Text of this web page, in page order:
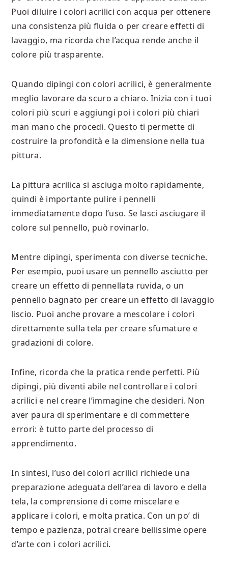
Puoi diluire i colori acrilici con acqua per ottenere
una consistenza più fluida o per creare effetti di
lavaggio, ma ricorda che l’acqua rende anche il
colore più trasparente.
Quando dipingi con colori acrilici, è generalmente
meglio lavorare da scuro a chiaro. Inizia con i tuoi
colori più scuri e aggiungi poi i colori più chiari
man mano che procedi. Questo ti permette di
costruire la profondità e la dimensione nella tua
pittura.
La pittura acrilica si asciuga molto rapidamente,
quindi è importante pulire i pennelli
immediatamente dopo l’uso. Se lasci asciugare il
colore sul pennello, può rovinarlo.
Mentre dipingi, sperimenta con diverse tecniche.
Per esempio, puoi usare un pennello asciutto per
creare un effetto di pennellata ruvida, o un
pennello bagnato per creare un effetto di lavaggio
liscio. Puoi anche provare a mescolare i colori
direttamente sulla tela per creare sfumature e
gradazioni di colore.
Infine, ricorda che la pratica rende perfetti. Più
dipingi, più diventi abile nel controllare i colori
acrilici e nel creare l’immagine che desideri. Non
aver paura di sperimentare e di commettere
errori: è tutto parte del processo di
apprendimento.
In sintesi, l’uso dei colori acrilici richiede una
preparazione adeguata dell’area di lavoro e della
tela, la comprensione di come miscelare e
applicare i colori, e molta pratica. Con un po’ di
tempo e pazienza, potrai creare bellissime opere
d’arte con i colori acrilici.